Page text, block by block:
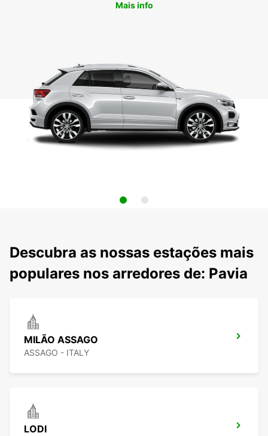
Mais info
Descubra as nossas estações mais
populares nos arredores de: Pavia
MILÃO ASSAGO
ASSAGO - ITALY
LODI